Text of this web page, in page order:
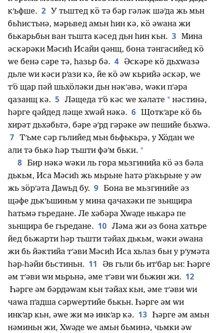
кʹьфше. 2
У тьштед кӧ тә бәр гәләк шәʹда жь мьн
бьһистьнә, мәрьвед амьн һин кә, кӧ әԝана жи
бькарьбьн ван тьшта кәсед дьн һин кьн. 3 Мина
әскәрәки Мәсиһ Исайи ԛәнщ, бона тәнгасийед кӧ
ԝе бенә сәре тә, һазьр бә. 4 Әскәре кӧ дьхԝазә
дьле ԝи кәси рʹази кә, йе кӧ әԝ кьрийә әскәр, ԝе
тʹӧ щар пәй шьхӧләки дьн нәкʹәвә, ԝәки пʹәра
ԛазанщ кә. 5 Ләщеда тʹӧ кәс ԝе хәлате * нәстинә,
һәрге ԛәйдед ләще хԝәй нәкә. 6 Щоткʹаре кӧ бь
хирәт дьхәбьтә, бәре әʹрд гәрәке әԝ пешийе бьхԝә.
7 Тʹьме сәр гьлийед мьн бьфькьрә, у Хӧдан ԝе
али тә бькә һәр тьшти фәʹм бьки. *
8 Бир нәкә ԝәки ль гора мьзгинийа кӧ әз бәла
дькьм, Иса Мәсиһ жь мьрьне һатә рʹакьрьне у әԝ
жь зӧрʹәта Даԝьд бу. 9 Бона ве мьзгинийе әз
щәфе дькʹьшиньм у мина ԛачахәки пе зьнщира
һатьмә гьредане. Ле хәбәра Хԝәде нькарә пе
зьнщира бе гьредане. 10 Ләма жи әз бона хатьре
йед бьжарти һәр тьшти тәйах дькьм, ԝәки әԝана
жи бь йәктийа тʹәви Мәсиһ Иса хьлаз бьн у рʹумәта
һәр-һәйи бьстиньн. 11
Әв гьли бь итʹбар ьн: Һәрге
әм тʹәви ԝи мьрьнә, әме тʹәви ԝи бьжин жи. 12
Һәрге әм бәрдәԝам кьн тәйах кьн, әме тʹәви ԝи
чаԝа пʹадша сәрԝертийе бькьн. Һәрге әм ԝи
инкʹар кьн, әԝе жи мә инкʹар кә. 13 Һәрге әм амьн
нәминьн жи, Хԝәде ԝе амьн бьминә, чьмки әԝ